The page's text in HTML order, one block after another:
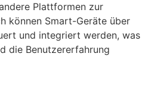
Plattformen zur
können Smart-Geräte über
und integriert werden, was
die Benutzererfahrung